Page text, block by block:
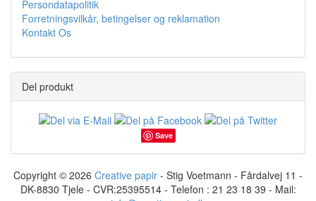
Persondatapolitik
Forretningsvilkår, betingelser og reklamation
Kontakt Os
Del produkt
Save
Copyright © 2026 Creative papir - Stig Voetmann - Fårdalvej 11 -
DK-8830 Tjele - CVR:25395514 - Telefon : 21 23 18 39 - Mail: